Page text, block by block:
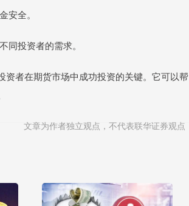
安全。
投资者的需求。
者在期货市场中成功投资的关键。它可以帮
文章为作者独立观点，不代表联华证券观点